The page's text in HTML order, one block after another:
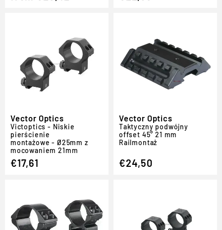
Vector Optics
Victoptics - Niskie
pierścienie
montażowe - Ø25mm z
mocowaniem 21mm
€17,61
Vector Optics
Taktyczny podwójny
offset 45° 21 mm
Railmontaż
€24,50